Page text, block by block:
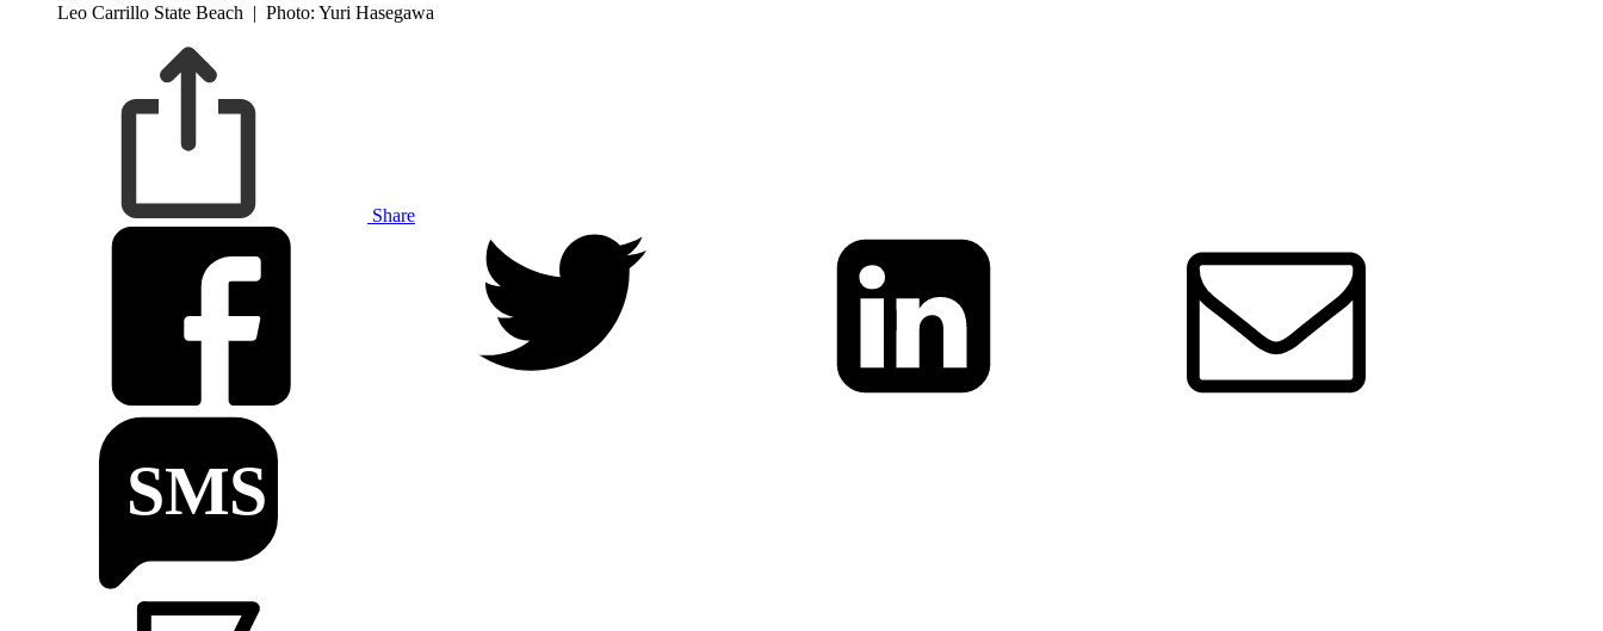
Leo Carrillo State Beach | Photo: Yuri Hasegawa
Share